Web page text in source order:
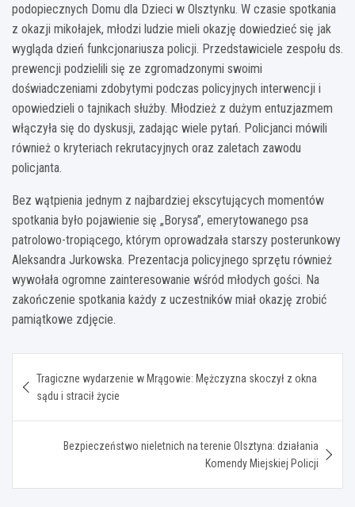
podopiecznych Domu dla Dzieci w Olsztynku. W czasie spotkania
z okazji mikołajek, młodzi ludzie mieli okazję dowiedzieć się jak
wygląda dzień funkcjonariusza policji. Przedstawiciele zespołu ds.
prewencji podzielili się ze zgromadzonymi swoimi
doświadczeniami zdobytymi podczas policyjnych interwencji i
opowiedzieli o tajnikach służby. Młodzież z dużym entuzjazmem
włączyła się do dyskusji, zadając wiele pytań. Policjanci mówili
również o kryteriach rekrutacyjnych oraz zaletach zawodu
policjanta.
Bez wątpienia jednym z najbardziej ekscytujących momentów
spotkania było pojawienie się „Borysa”, emerytowanego psa
patrolowo-tropiącego, którym oprowadzała starszy posterunkowy
Aleksandra Jurkowska. Prezentacja policyjnego sprzętu również
wywołała ogromne zainteresowanie wśród młodych gości. Na
zakończenie spotkania każdy z uczestników miał okazję zrobić
pamiątkowe zdjęcie.
wpisu
Tragiczne wydarzenie w Mrągowie: Mężczyzna skoczył z okna
sądu i stracił życie
Bezpieczeństwo nieletnich na terenie Olsztyna: działania
Komendy Miejskiej Policji